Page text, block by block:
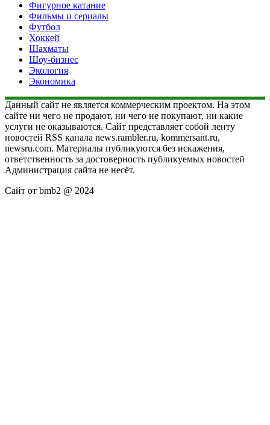
Фигурное катание
Фильмы и сериалы
Футбол
Хоккей
Шахматы
Шоу-бизнес
Экология
Экономика
Данный сайт не является коммерческим проектом. На этом
сайте ни чего не продают, ни чего не покупают, ни какие
услуги не оказываются. Сайт представляет собой ленту
новостей RSS канала news.rambler.ru, kommersant.ru,
newsru.com. Материалы публикуются без искажения,
ответственность за достоверность публикуемых новостей
Администрация сайта не несёт.
Сайт от bmb2 @ 2024